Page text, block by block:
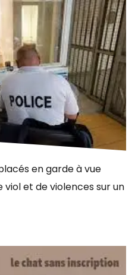
en garde à vue
et de violences sur un